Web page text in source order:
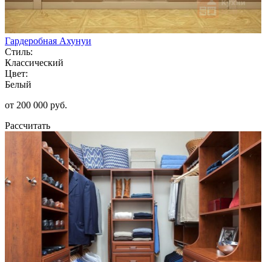
Гардеробная Ахунуи
Стиль:
Классический
Цвет:
Белый
от 200 000 руб.
Рассчитать